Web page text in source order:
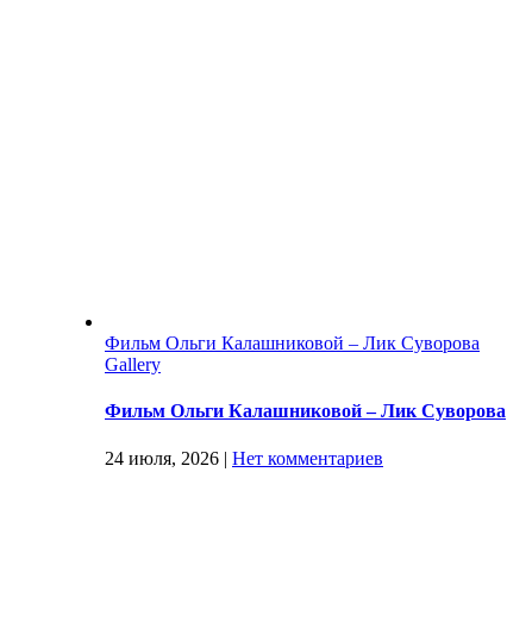
Фильм Ольги Калашниковой – Лик Суворова
Gallery
Фильм Ольги Калашниковой – Лик Суворова
24 июля, 2026 | Нет комментариев